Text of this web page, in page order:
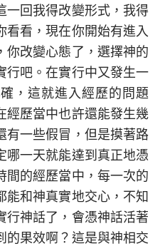
一回我得改變形式，我得
看看，現在你開始有進入
你改變心態了，選擇神的
行吧。在實行中又發生一
，這就進入經歷的問題
經歷當中也許還能發生幾
有一些假冒，但是摸著路
哪一天就能達到真正地憑
間的經歷當中，每一次的
能和神真實地交心，不知
行神話了，會憑神話活著
的果效啊？這是與神相交